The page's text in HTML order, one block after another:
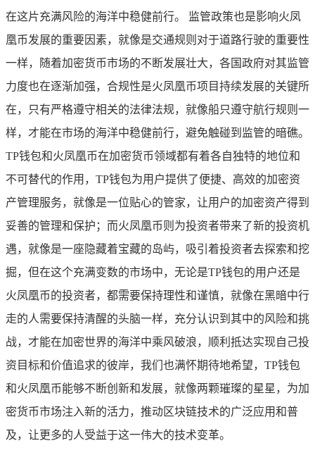
在这片充满风险的海洋中稳健前行。 监管政策也是影响火凤
凰币发展的重要因素，就像是交通规则对于道路行驶的重要性
一样，随着加密货币市场的不断发展壮大，各国政府对其监管
力度也在逐渐加强，合规性是火凤凰币项目持续发展的关键所
在，只有严格遵守相关的法律法规，就像船只遵守航行规则一
样，才能在市场的海洋中稳健前行，避免触碰到监管的暗礁。
TP钱包和火凤凰币在加密货币领域都有着各自独特的地位和
不可替代的作用，TP钱包为用户提供了便捷、高效的加密资
产管理服务，就像是一位贴心的管家，让用户的加密资产得到
妥善的管理和保护；而火凤凰币则为投资者带来了新的投资机
遇，就像是一座隐藏着宝藏的岛屿，吸引着投资者去探索和挖
掘，但在这个充满变数的市场中，无论是TP钱包的用户还是
火凤凰币的投资者，都需要保持理性和谨慎，就像在黑暗中行
走的人需要保持清醒的头脑一样，充分认识到其中的风险和挑
战，才能在加密世界的海洋中乘风破浪，顺利抵达实现自己投
资目标和价值追求的彼岸，我们也满怀期待地希望，TP钱包
和火凤凰币能够不断创新和发展，就像两颗璀璨的星星，为加
密货币市场注入新的活力，推动区块链技术的广泛应用和普
及，让更多的人受益于这一伟大的技术变革。